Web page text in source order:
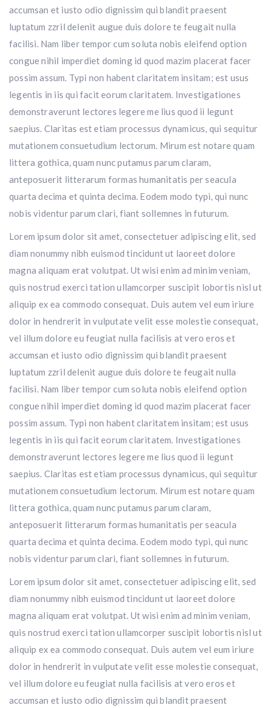
accumsan et iusto odio dignissim qui blandit praesent
luptatum zzril delenit augue duis dolore te feugait nulla
facilisi. Nam liber tempor cum soluta nobis eleifend option
congue nihil imperdiet doming id quod mazim placerat facer
possim assum. Typi non habent claritatem insitam; est usus
legentis in iis qui facit eorum claritatem. Investigationes
demonstraverunt lectores legere me lius quod ii legunt
saepius. Claritas est etiam processus dynamicus, qui sequitur
mutationem consuetudium lectorum. Mirum est notare quam
littera gothica, quam nunc putamus parum claram,
anteposuerit litterarum formas humanitatis per seacula
quarta decima et quinta decima. Eodem modo typi, qui nunc
nobis videntur parum clari, fiant sollemnes in futurum.
Lorem ipsum dolor sit amet, consectetuer adipiscing elit, sed
diam nonummy nibh euismod tincidunt ut laoreet dolore
magna aliquam erat volutpat. Ut wisi enim ad minim veniam,
quis nostrud exerci tation ullamcorper suscipit lobortis nisl ut
aliquip ex ea commodo consequat. Duis autem vel eum iriure
dolor in hendrerit in vulputate velit esse molestie consequat,
vel illum dolore eu feugiat nulla facilisis at vero eros et
accumsan et iusto odio dignissim qui blandit praesent
luptatum zzril delenit augue duis dolore te feugait nulla
facilisi. Nam liber tempor cum soluta nobis eleifend option
congue nihil imperdiet doming id quod mazim placerat facer
possim assum. Typi non habent claritatem insitam; est usus
legentis in iis qui facit eorum claritatem. Investigationes
demonstraverunt lectores legere me lius quod ii legunt
saepius. Claritas est etiam processus dynamicus, qui sequitur
mutationem consuetudium lectorum. Mirum est notare quam
littera gothica, quam nunc putamus parum claram,
anteposuerit litterarum formas humanitatis per seacula
quarta decima et quinta decima. Eodem modo typi, qui nunc
nobis videntur parum clari, fiant sollemnes in futurum.
Lorem ipsum dolor sit amet, consectetuer adipiscing elit, sed
diam nonummy nibh euismod tincidunt ut laoreet dolore
magna aliquam erat volutpat. Ut wisi enim ad minim veniam,
quis nostrud exerci tation ullamcorper suscipit lobortis nisl ut
aliquip ex ea commodo consequat. Duis autem vel eum iriure
dolor in hendrerit in vulputate velit esse molestie consequat,
vel illum dolore eu feugiat nulla facilisis at vero eros et
accumsan et iusto odio dignissim qui blandit praesent